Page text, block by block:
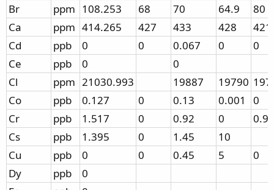
Br
ppm 108.253 68 70 64.9
80
Ca
ppm 414.265 427 433 428
421
Cd
ppb 0 0 0.067 0
0
Ce
ppb 0
0
Cl
ppm 21030.993 19887 19790
Co
ppb 0.127 0 0.13 0.001
0
Cr
ppb 1.517 0 0.92 0
0.94
Cs
ppb 1.395 0 1.45
10
Cu
ppb 0 0 0.45 5
0
Dy
ppb
0